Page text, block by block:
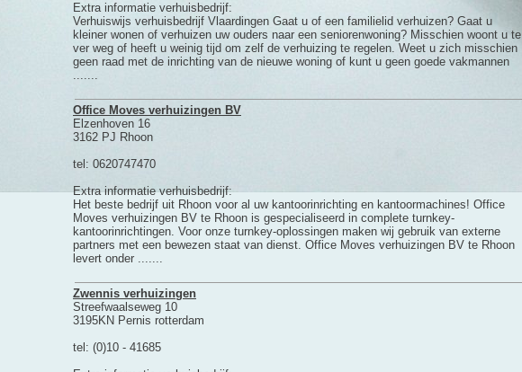
Extra informatie verhuisbedrijf:
Verhuiswijs verhuisbedrijf Vlaardingen Gaat u of een familielid verhuizen? Gaat u
kleiner wonen of verhuizen uw ouders naar een seniorenwoning? Misschien woont u te
ver weg of heeft u weinig tijd om zelf de verhuizing te regelen. Weet u zich misschien
geen raad met de inrichting van de nieuwe woning of kunt u geen goede vakmannen
.......
Office Moves verhuizingen BV
Elzenhoven 16
3162 PJ Rhoon
tel: 0620747470
Extra informatie verhuisbedrijf:
Het beste bedrijf uit Rhoon voor al uw kantoorinrichting en kantoormachines! Office
Moves verhuizingen BV te Rhoon is gespecialiseerd in complete turnkey-
kantoorinrichtingen. Voor onze turnkey-oplossingen maken wij gebruik van externe
partners met een bewezen staat van dienst. Office Moves verhuizingen BV te Rhoon
levert onder .......
Zwennis verhuizingen
Streefwaalseweg 10
3195KN Pernis rotterdam
tel: (0)10 - 41685